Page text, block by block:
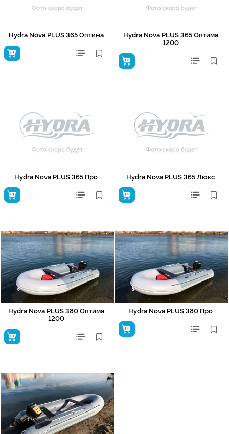
Hydra Nova PLUS 365 Оптима
Hydra Nova PLUS 365 Оптима
1200
Hydra Nova PLUS 365 Про Hydra Nova PLUS 365 Люкс
Hydra Nova PLUS 380 Оптима
1200
Hydra Nova PLUS 380 Про